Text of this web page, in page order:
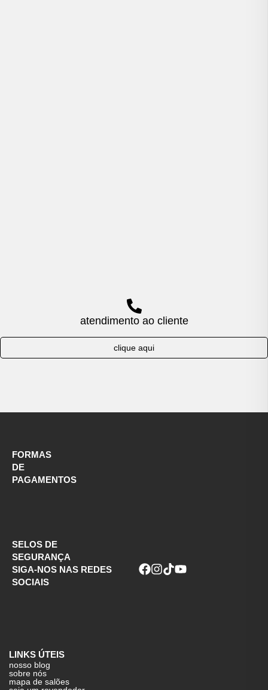
atendimento ao cliente
clique aqui
FORMAS
DE
PAGAMENTOS
SELOS DE
SEGURANÇA
SIGA-NOS NAS REDES
SOCIAIS
LINKS ÚTEIS
nosso blog
sobre nós
mapa de salões